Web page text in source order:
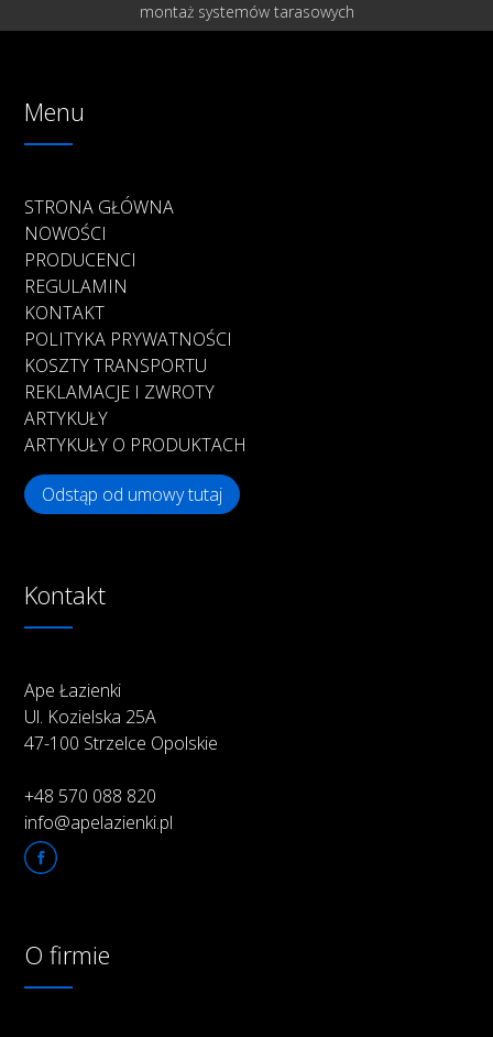
montaż systemów tarasowych
Menu
STRONA GŁÓWNA
NOWOŚCI
PRODUCENCI
REGULAMIN
KONTAKT
POLITYKA PRYWATNOŚCI
KOSZTY TRANSPORTU
REKLAMACJE I ZWROTY
ARTYKUŁY
ARTYKUŁY O PRODUKTACH
Odstąp od umowy tutaj
Kontakt
Ape Łazienki
Ul. Kozielska 25A
47-100 Strzelce Opolskie
+48 570 088 820
info@apelazienki.pl
O firmie